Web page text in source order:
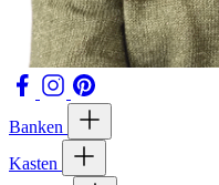
Banken
Kasten